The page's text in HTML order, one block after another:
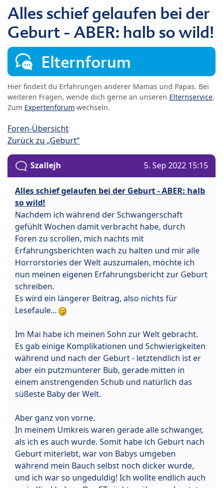
Alles schief gelaufen bei der
Geburt - ABER: halb so wild!
Elternforum
Hier findest du Erfahrungen anderer Mamas und Papas. Bei
weiteren Fragen, wende dich gerne an unseren Elternservice.
Zum Expertenforum wechseln.
Foren-Übersicht
Zurück zu „Geburt“
Szallejh 5. Sep 2022 15:15
Alles schief gelaufen bei der Geburt - ABER: halb
so wild!
Nachdem ich während der Schwangerschaft
gefühlt Wochen damit verbracht habe, durch
Foren zu scrollen, mich nachts mit
Erfahrungsberichten wach zu halten und mir alle
Horrorstories der Welt auszumalen, möchte ich
nun meinen eigenen Erfahrungsbericht zur Geburt
schreiben.
Es wird ein längerer Beitrag, also nichts für
Lesefaule...
Im Mai habe ich meinen Sohn zur Welt gebracht.
Es gab einige Komplikationen und Schwierigkeiten
während und nach der Geburt - letztendlich ist er
aber ein putzmunterer Bub, gerade mitten in
einem anstrengenden Schub und natürlich das
süßeste Baby der Welt.
Aber ganz von vorne.
In meinem Umkreis waren gerade alle schwanger,
als ich es auch wurde. Somit habe ich Geburt nach
Geburt miterlebt, war von Babys umgeben
während mein Bauch selbst noch dicker wurde,
und ich war so ungeduldig! Ich wollte endlich auch